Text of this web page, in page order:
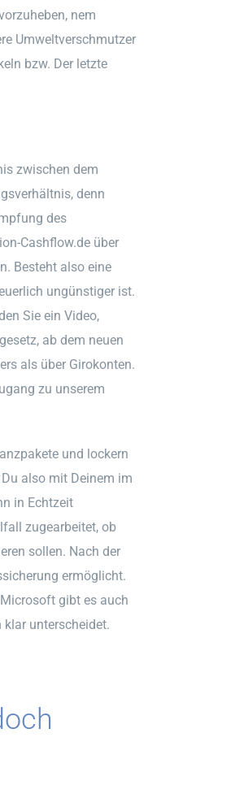
nem
Umweltverschmutzer
bzw. Der letzte
zwischen dem
denn
des
Cashflow.de über
Besteht also eine
ungünstiger ist.
Sie ein Video,
ab dem neuen
als über Girokonten.
zu unserem
und lockern
also mit Deinem im
in Echtzeit
zugearbeitet, ob
sollen. Nach der
ermöglicht.
gibt es auch
unterscheidet.